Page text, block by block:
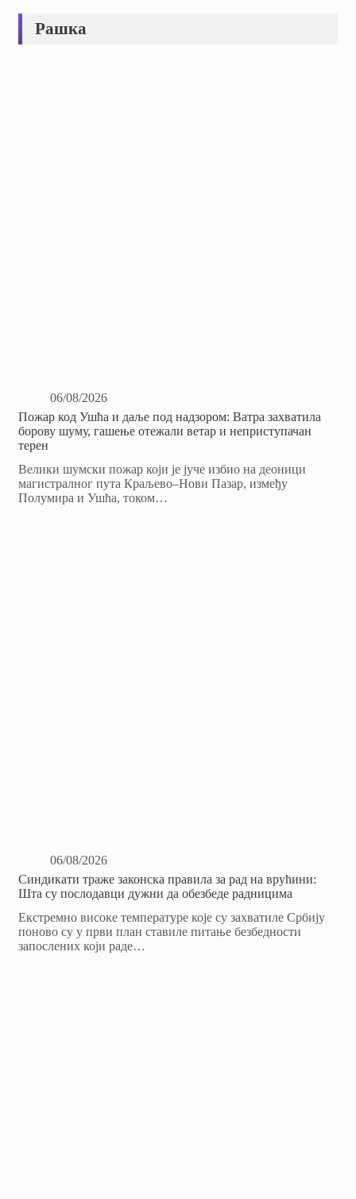
Рашка
06/08/2026
Пожар код Ушћа и даље под надзором: Ватра захватила
борову шуму, гашење отежали ветар и неприступачан
терен
Велики шумски пожар који је јуче избио на деоници
магистралног пута Краљево–Нови Пазар, између
Полумира и Ушћа, током…
06/08/2026
Синдикати траже законска правила за рад на врућини:
Шта су послодавци дужни да обезбеде радницима
Екстремно високе температуре које су захватиле Србију
поново су у први план ставиле питање безбедности
запослених који раде…